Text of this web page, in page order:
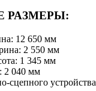
РАЗМЕРЫ:
12 650 мм
2 550 мм
1 345 мм
2 040 мм
сцепного